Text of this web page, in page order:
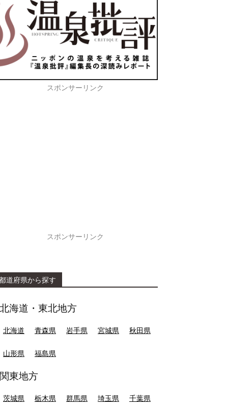
スポンサーリンク
スポンサーリンク
道府県から探す
北海道・東北地方
北海道 青森県 岩手県 宮城県 秋田県
山形県 福島県
関東地方
茨城県 栃木県 群馬県 埼玉県 千葉県